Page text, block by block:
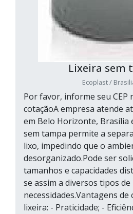
Lixeira sem
Ecoplast /
Por favor, informe seu CEP
cotaçãoA empresa atende
em Belo Horizonte, Brasília
sem tampa permite a
lixo, impedindo que o
desorganizado.Pode ser
tamanhos e capacidades
se assim a diversos tipos de
necessidades.Vantagens de
lixeira: - Praticidade; -